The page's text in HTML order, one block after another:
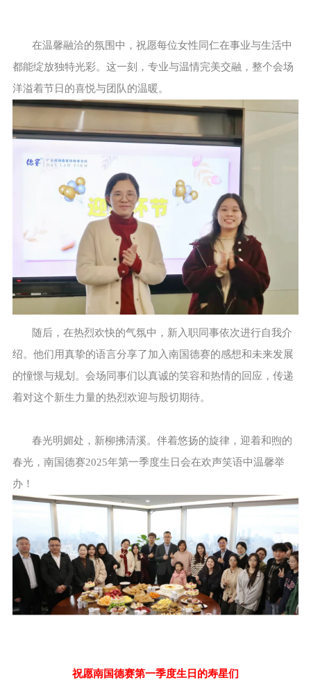
在温馨融洽的氛围中，祝愿每位女性同仁在事业与生活中
都能绽放独特光彩。这一刻，专业与温情完美交融，整个会场
洋溢着节日的喜悦与团队的温暖。
随后，在热烈欢快的气氛中，新入职同事依次进行自我介
绍。他们用真挚的语言分享了加入南国德赛的感想和未来发展
的憧憬与规划。会场同事们以真诚的笑容和热情的回应，传递
着对这个新生力量的热烈欢迎与殷切期待。
春光明媚处，新柳拂清溪。伴着悠扬的旋律，迎着和煦的
春光，南国德赛2025年第一季度生日会在欢声笑语中温馨举
办！
祝愿南国德赛第一季度生日的寿星们